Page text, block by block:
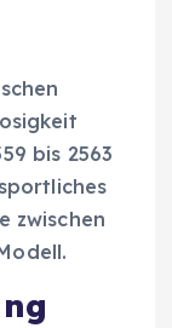
bis 2563
zwischen